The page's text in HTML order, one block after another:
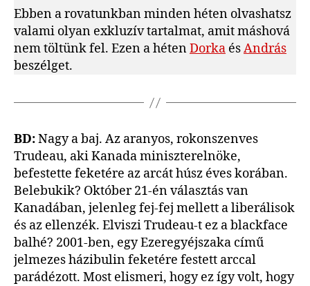
az
indiánok
bejegyzéshez
Ebben a rovatunkban minden héten olvashatsz
valami olyan exkluzív tartalmat, amit máshová
nem töltünk fel. Ezen a hétenDorka ésAndrás
beszélget.
BD:Nagy a baj. Az aranyos, rokonszenves
Trudeau, aki Kanada miniszterelnöke,
befestette feketére az arcát húsz éves korában.
Belebukik? Október 21-én választás van
Kanadában, jelenleg fej-fej mellett a liberálisok
és az ellenzék. Elviszi Trudeau-t ez a blackface
balhé? 2001-ben, egy Ezeregyéjszaka című
jelmezes házibulin feketére festett arccal
parádézott. Most elismeri, hogy ez így volt, hogy